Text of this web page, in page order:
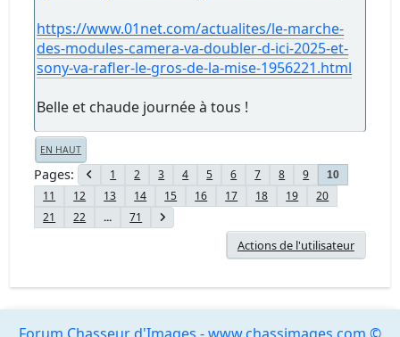
https://www.01net.com/actualites/le-marche-
des-modules-camera-va-doubler-d-ici-2025-et-
sony-va-rafler-le-gros-de-la-mise-1956221.html
Belle et chaude journée à tous !
EN HAUT
Pages 1 2 3 4 5 6 7 8 9 10
11 12 13 14 15 16 17 18 19
20
21
22 ... 71
Actions de l'utilisateur